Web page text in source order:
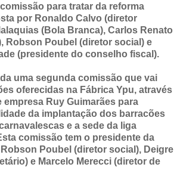
para tratar da reforma
por Ronaldo Calvo (diretor
(Bola Branca), Carlos Renato
Robson Poubel (diretor social) e
(presidente do conselho fiscal).
uma segunda comissão que vai
oferecidas na Fábrica Ypu, através
Ruy Guimarães para
da implantação dos barracões
e a sede da liga
comissão tem o presidente da
Poubel (diretor social), Deigre
e Marcelo Merecci (diretor de